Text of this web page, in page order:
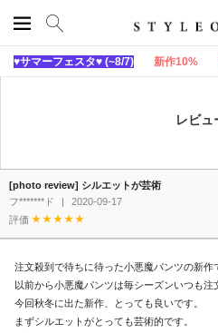
♥サマーフェスタ♥ (~8/7) 新作10%
レビュ
[photo review] シルエットが芸術
フ*******ド
|
2020-09-17
評価
注文殺到で待ちに待った小悪魔パンツの新作
以前から小悪魔パンツは毎シーズンいつも注
今回秋冬に出た新作、とっても良いです。
まずシルエットがとっても芸術的です。